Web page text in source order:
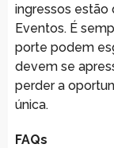
ingressos estão
Eventos. É
porte podem
devem se
perder a
única.
FAQs